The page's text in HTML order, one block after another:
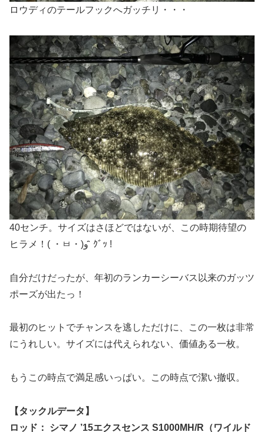
ロウディのテールフックへガッチリ・・・
40センチ。サイズはさほどではないが、この時期待望の
ヒラメ！( ・ㅂ・)و ̑̑ ｸﾞｯ !
自分だけだったが、年初のランカーシーバス以来のガッツ
ポーズが出たっ！
最初のヒットでチャンスを逃しただけに、この一枚は非常
にうれしい。サイズには代えられない、価値ある一枚。
もうこの時点で満足感いっぱい。この時点で潔い撤収。
【タックルデータ】
ロッド： シマノ ’15エクスセンス S1000MH/R（ワイルド